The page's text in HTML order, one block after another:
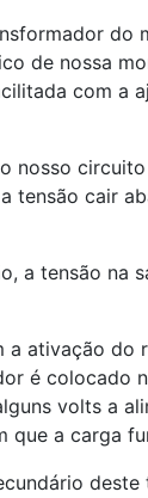
do
de nossa
com a
nosso
tensão cair
a tensão na
a ativação do
é colocado
volts a
que a carga